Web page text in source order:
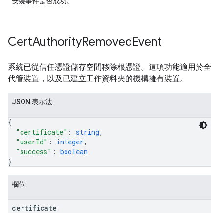
CertAuthorityRemovedEvent
系統已從信任憑證儲存空間移除根憑證。這項功能適用於全
代管裝置，以及已建立工作資料夾的機構擁有裝置。
JSON 表示法
{
"certificate" : string,
"userId" : integer,
"success" : boolean
}
欄位
certificate